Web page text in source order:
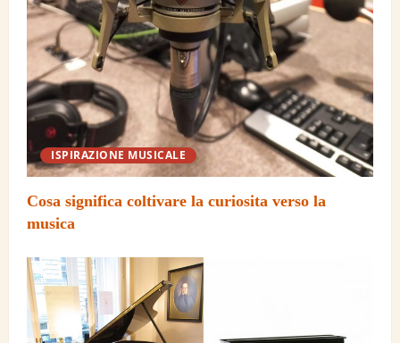
ISPIRAZIONE MUSICALE
Cosa significa coltivare la curiosita verso la
musica